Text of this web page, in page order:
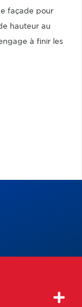
façade pour
hauteur au
à finir les